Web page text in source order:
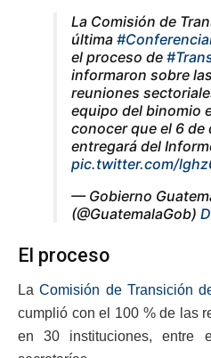
La Comisión de
última
el proceso de
informaron sobre
reuniones
equipo del binomio
conocer que el 6 de
entregará del
pic.twitter.com/
— Gobierno
(@GuatemalaGob)
El proceso
La Comisión de Transición
cumplió con el 100 % de las
en 30 instituciones, entre